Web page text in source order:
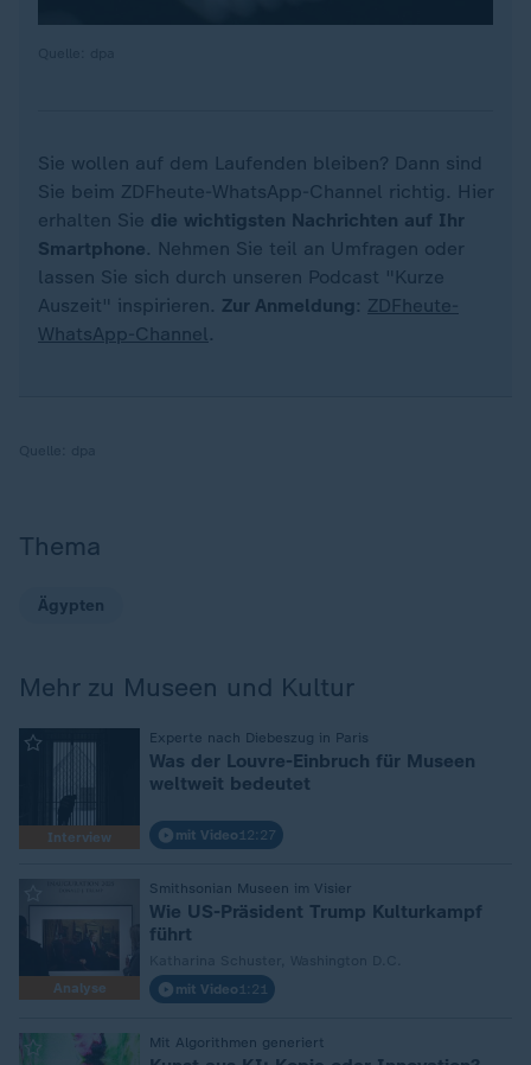
Sie wollen auf dem Laufenden bleiben? Dann sind
Sie beim ZDFheute-WhatsApp-Channel richtig. Hier
erhalten Sie die wichtigsten Nachrichten auf Ihr
Smartphone. Nehmen Sie teil an Umfragen oder
lassen Sie sich durch unseren Podcast "Kurze
Auszeit" inspirieren. Zur Anmeldung : ZDFheute-
WhatsApp-Channel.
Thema
Ägypten
Mehr zu Museen und Kultur
Interview
Experte nach Diebeszug in Paris
Was der Louvre-Einbruch für Museen
weltweit bedeutet
mit Video 12:27
Analyse
Smithsonian Museen im Visier
Wie US-Präsident Trump Kulturkampf
führt
mit Video 1:21
Mit Algorithmen generiert